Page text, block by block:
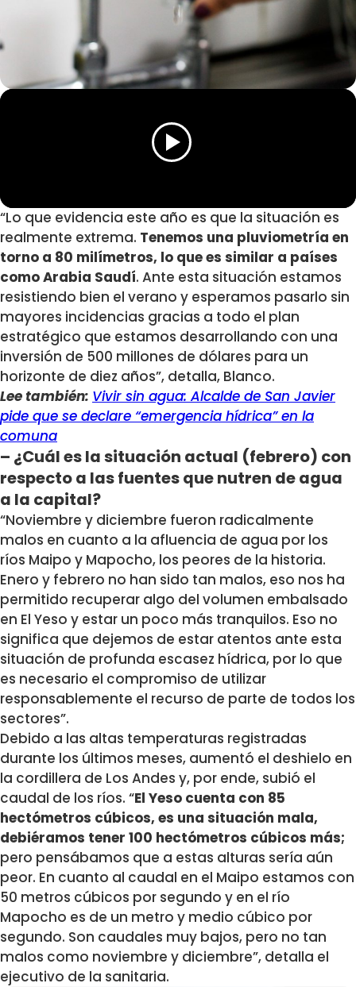
“Lo que evidencia este año es que la situación es
realmente extrema. Tenemos una pluviometría en
torno a 80 milímetros, lo que es similar a países
como Arabia Saudí. Ante esta situación estamos
resistiendo bien el verano y esperamos pasarlo sin
mayores incidencias gracias a todo el plan
estratégico que estamos desarrollando con una
inversión de 500 millones de dólares para un
horizonte de diez años”, detalla, Blanco.
Lee también: Vivir sin agua: Alcalde de San Javier
pide que se declare “emergencia hídrica” en la
comuna
– ¿Cuál es la situación actual (febrero) con
respecto a las fuentes que nutren de agua
a la capital?
“Noviembre y diciembre fueron radicalmente
malos en cuanto a la afluencia de agua por los
ríos Maipo y Mapocho, los peores de la historia.
Enero y febrero no han sido tan malos, eso nos ha
permitido recuperar algo del volumen embalsado
en El Yeso y estar un poco más tranquilos. Eso no
significa que dejemos de estar atentos ante esta
situación de profunda escasez hídrica, por lo que
es necesario el compromiso de utilizar
responsablemente el recurso de parte de todos los
sectores”.
Debido a las altas temperaturas registradas
durante los últimos meses, aumentó el deshielo en
la cordillera de Los Andes y, por ende, subió el
caudal de los ríos. “El Yeso cuenta con 85
hectómetros cúbicos, es una situación mala,
debiéramos tener 100 hectómetros cúbicos más;
pero pensábamos que a estas alturas sería aún
peor. En cuanto al caudal en el Maipo estamos con
50 metros cúbicos por segundo y en el río
Mapocho es de un metro y medio cúbico por
segundo. Son caudales muy bajos, pero no tan
malos como noviembre y diciembre”, detalla el
ejecutivo de la sanitaria.